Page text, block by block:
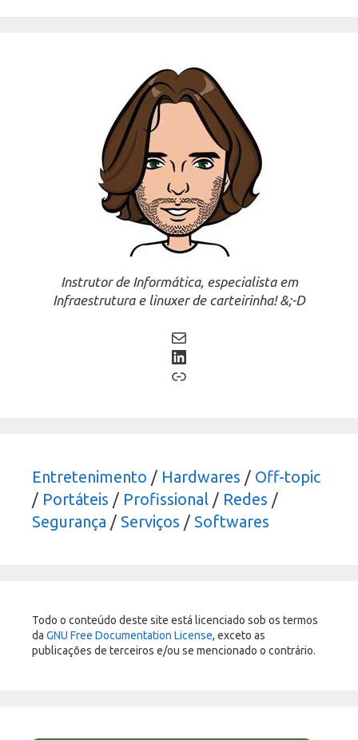
Instrutor de Informática, especialista em
Infraestrutura e linuxer de carteirinha! &;-D
Mail
LinkedIn
Link
Entretenimento / Hardwares / Off-topic
/ Portáteis / Profissional / Redes /
Segurança / Serviços / Softwares
Todo o conteúdo deste site está licenciado sob os termos
da GNU Free Documentation License, exceto as
publicações de terceiros e/ou se mencionado o contrário.